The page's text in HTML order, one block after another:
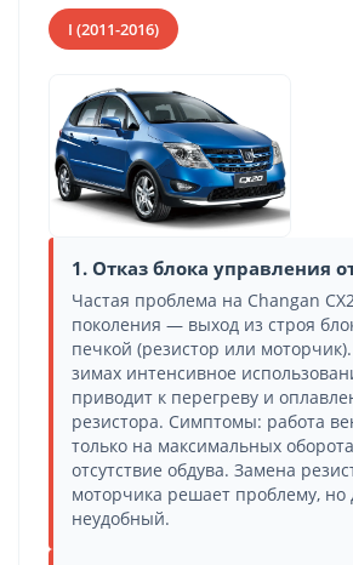
I (2011-2016)
1. Отказ блока управления
Частая проблема на Changan
поколения — выход из строя
печкой (резистор или
зимах интенсивное
приводит к перегреву и
резистора. Симптомы: работа
только на максимальных
отсутствие обдува. Замена
моторчика решает проблему, но
неудобный.